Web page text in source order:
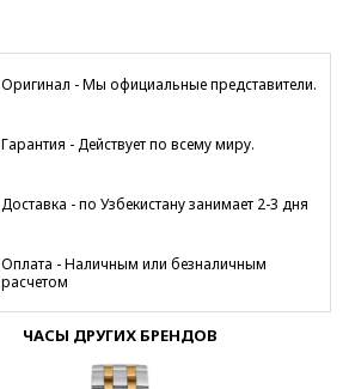
Оригинал - Мы официальные представители.
Гарантия - Действует по всему миру.
Доставка - по Узбекистану занимает 2-3 дня
Оплата - Наличным или безналичным
расчетом
ЧАСЫ ДРУГИХ БРЕНДОВ